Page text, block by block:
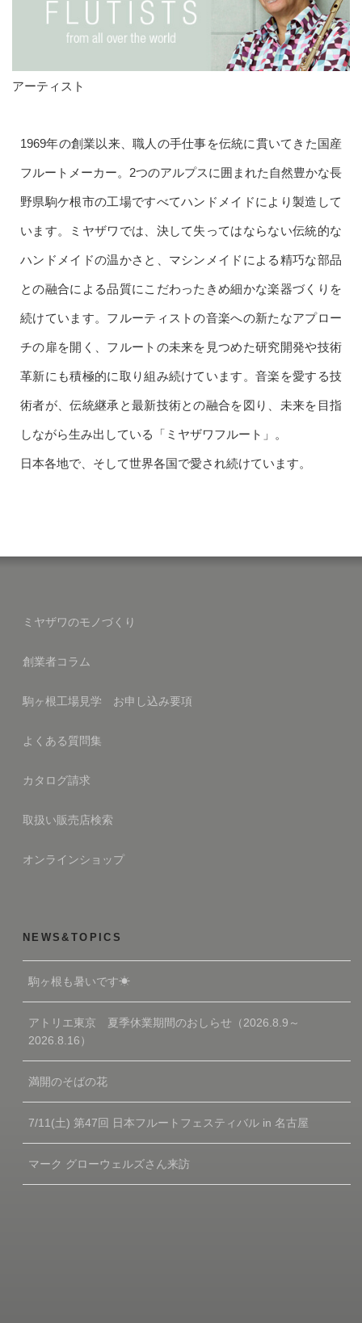
アーティスト
1969年の創業以来、職人の手仕事を伝統に貫いてきた国産
フルートメーカー。2つのアルプスに囲まれた自然豊かな長
野県駒ケ根市の工場ですべてハンドメイドにより製造して
います。ミヤザワでは、決して失ってはならない伝統的な
ハンドメイドの温かさと、マシンメイドによる精巧な部品
との融合による品質にこだわったきめ細かな楽器づくりを
続けています。フルーティストの音楽への新たなアプロー
チの扉を開く、フルートの未来を見つめた研究開発や技術
革新にも積極的に取り組み続けています。音楽を愛する技
術者が、伝統継承と最新技術との融合を図り、未来を目指
しながら生み出している「ミヤザワフルート」。
日本各地で、そして世界各国で愛され続けています。
ミヤザワのモノづくり
創業者コラム
駒ヶ根工場見学 お申し込み要項
よくある質問集
カタログ請求
取扱い販売店検索
オンラインショップ
NEWS&TOPICS
駒ヶ根も暑いです☀
アトリエ東京 夏季休業期間のおしらせ（2026.8.9～
2026.8.16）
満開のそばの花
7/11(土) 第47回 日本フルートフェスティバル in 名古屋
マーク グローウェルズさん来訪